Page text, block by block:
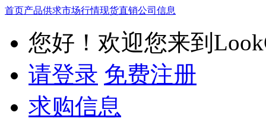
首页产品供求市场行情现货直销公司信息
您好！欢迎您来到
请登录 免费注册
求购信息